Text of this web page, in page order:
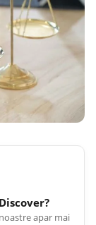
apar mai